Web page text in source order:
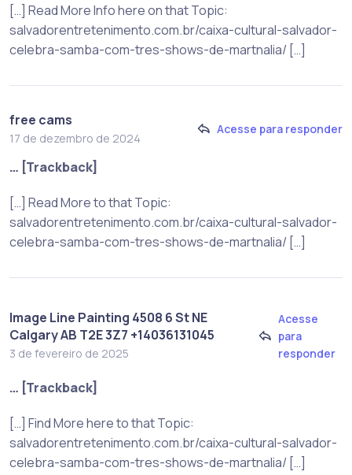
[…] Read More Info here on that Topic:
salvadorentretenimento.com.br/caixa-cultural-salvador-
celebra-samba-com-tres-shows-de-martnalia/ […]
free cams
17 de dezembro de 2024
Acesse para responder
… [Trackback]
[…] Read More to that Topic:
salvadorentretenimento.com.br/caixa-cultural-salvador-
celebra-samba-com-tres-shows-de-martnalia/ […]
Image Line Painting 4508 6 St NE
Calgary AB T2E 3Z7 +14036131045
3 de fevereiro de 2025
Acesse
para
responder
… [Trackback]
[…] Find More here to that Topic:
salvadorentretenimento.com.br/caixa-cultural-salvador-
celebra-samba-com-tres-shows-de-martnalia/ […]